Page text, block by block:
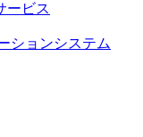
ービス
ションシステム